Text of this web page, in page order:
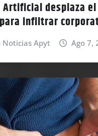
desplaza
infiltrar
Noticias Apyt Ago 7,